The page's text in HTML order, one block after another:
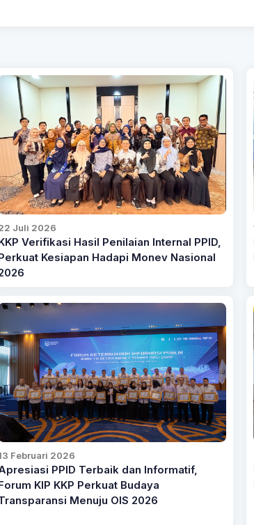
Juli 2026
Verifikasi Hasil Penilaian Internal PPID,
Kesiapan Hadapi Monev Nasional
Februari 2026
PPID Terbaik dan Informatif,
KIP KKP Perkuat Budaya
Menuju OIS 2026